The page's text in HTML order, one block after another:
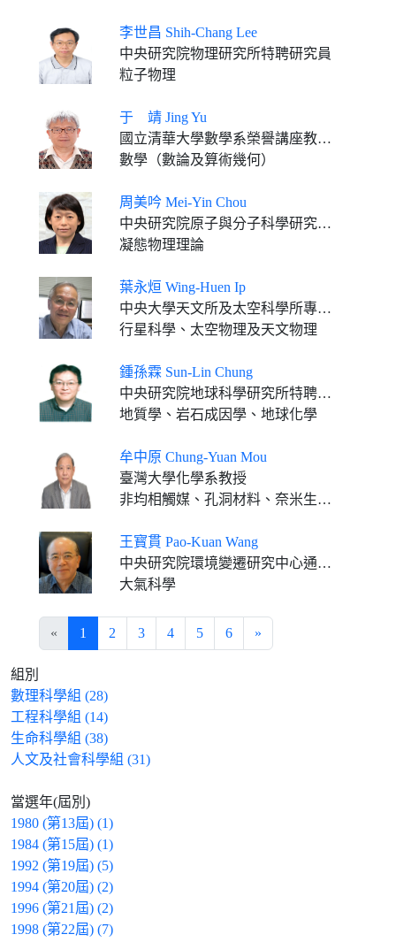
李世昌 Shih-Chang Lee
中央研究院物理研究所特聘研究員
粒子物理
于 靖 Jing Yu
國立清華大學數學系榮譽講座教授 國立台灣師範大學數學系榮譽講座教授
數學（數論及算術幾何）
周美吟 Mei-Yin Chou
中央研究院原子與分子科學研究所特聘研究員 美國喬治亞理工學院物理系榮譽教授 國立臺灣大學物理系合聘教授
凝態物理理論
葉永烜 Wing-Huen Ip
中央大學天文所及太空科學所專案教授
行星科學、太空物理及天文物理
鍾孫霖 Sun-Lin Chung
中央研究院地球科學研究所特聘研究員兼所長、國立臺灣大學地質科學系特聘講座教授(合聘)
地質學、岩石成因學、地球化學
牟中原 Chung-Yuan Mou
臺灣大學化學系教授
非均相觸媒、孔洞材料、奈米生物醫學、統計力學
王寳貫 Pao-Kuan Wang
中央研究院環境變遷研究中心通信研究員 國立台灣大學大氣科學系特聘研究講座 國立中山大學氣膠科學研究中心榮譽講座
大氣科學
« 1 2 3 4 5 6 »
組別
數理科學組 (28)
工程科學組 (14)
生命科學組 (38)
人文及社會科學組 (31)
當選年(屆別)
1980 (第13屆) (1)
1984 (第15屆) (1)
1992 (第19屆) (5)
1994 (第20屆) (2)
1996 (第21屆) (2)
1998 (第22屆) (7)